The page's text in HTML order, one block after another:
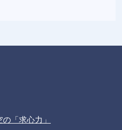
「求心力」